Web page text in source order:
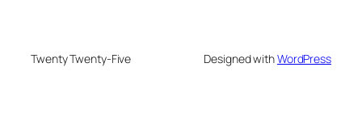
Twenty Twenty-Five Designed withWordPress